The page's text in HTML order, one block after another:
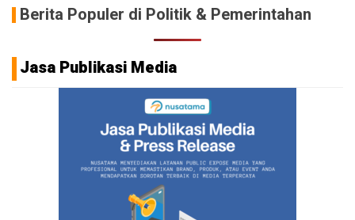
Berita Populer di Politik & Pemerintahan
Jasa Publikasi Media